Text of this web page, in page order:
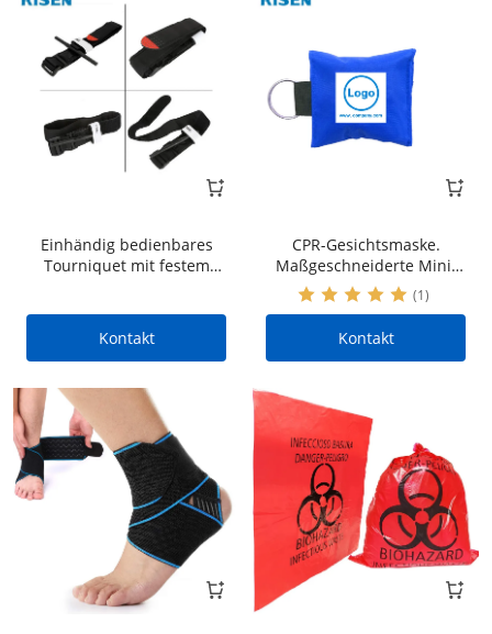
Einhändig bedienbares
Tourniquet mit festem
Kontakt
CPR-Gesichtsmaske.
Maßgeschneiderte Mini-
Erste-Hilfe-Tasche mit
Schlüsselanhänger,
unterstützt individuelles
Logo-Design
(1)
Kontakt